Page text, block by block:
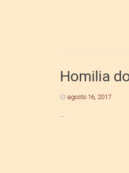
Homilia
agosto 16, 2017
...